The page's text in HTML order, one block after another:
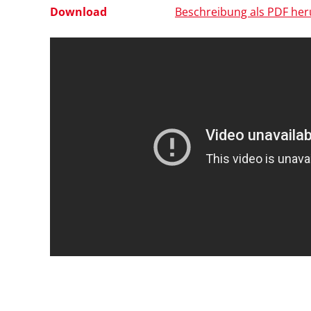
Download
Beschreibung als PDF